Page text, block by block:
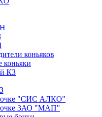
коньяков
коньяки
КЗ
"СИС АЛКО"
ЗАО "МАП"